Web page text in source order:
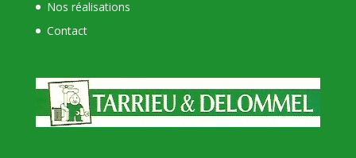
Nos réalisations
Contact